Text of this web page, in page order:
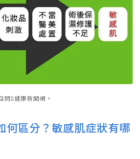
問8健康新聞網。
何區分？敏感肌症狀有哪